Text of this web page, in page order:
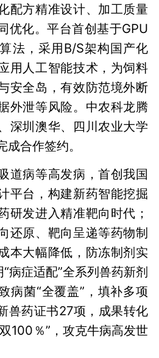
配方精准设计、加工质量
优化。平台首创基于GPU
法，采用B/S架构国产化
用人工智能技术，为饲料
安全岛，有效防范境外断
外泄等风险。中农科龙腾
深圳澳华、四川农业大学
合作签约。
道病等高发病，首创我国
平台，构建新药智能挖掘
研发进入精准靶向时代；
还原、靶向呈递等药物制
本大幅降低，防冻制剂实
病症适配”全系列兽药新剂
病菌“全覆盖”，填补多项
兽药证书27项，成果转化
100％”，攻克牛病高发世